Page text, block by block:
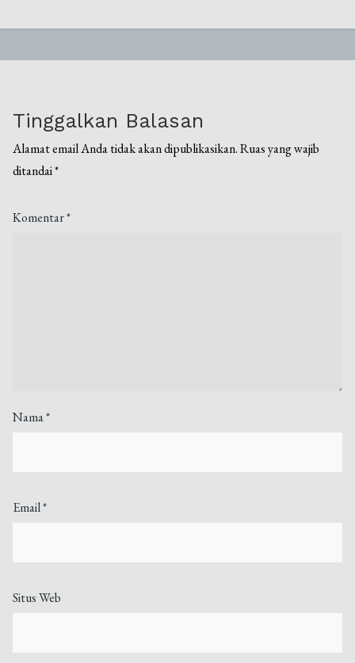
Tinggalkan Balasan
Alamat email Anda tidak akan dipublikasikan. Ruas yang wajib
ditandai*
Komentar*
Nama*
Email*
Situs Web